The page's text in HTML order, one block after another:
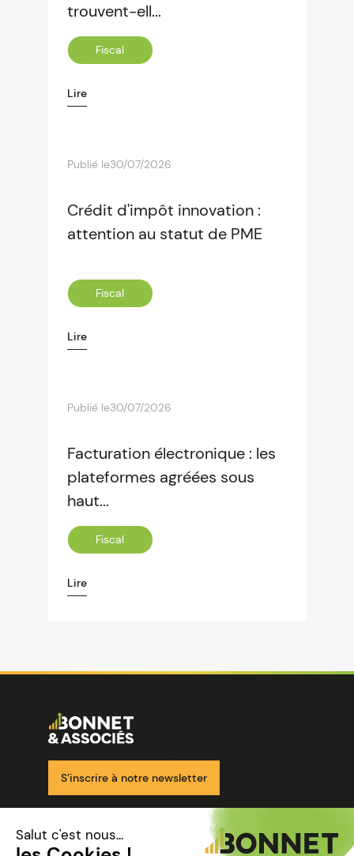
trouvent-ell...
Fiscal
Lire
Publié le30/07/2026
Crédit d'impôt innovation :
attention au statut de PME
Fiscal
Lire
Publié le30/07/2026
Facturation électronique : les
plateformes agréées sous
haut...
Fiscal
Lire
Image
S’inscrire à notre newsletter
Nos solutions